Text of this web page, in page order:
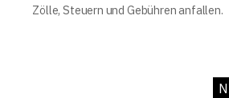
Zölle, Steuern und Gebühren anfallen.